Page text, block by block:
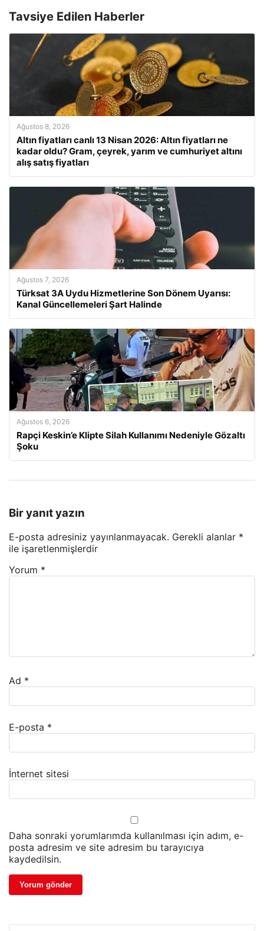
Tavsiye Edilen Haberler
Ağustos 8, 2026
Altın fiyatları canlı 13 Nisan 2026: Altın fiyatları ne
kadar oldu? Gram, çeyrek, yarım ve cumhuriyet altını
alış satış fiyatları
Ağustos 7, 2026
Türksat 3A Uydu Hizmetlerine Son Dönem Uyarısı:
Kanal Güncellemeleri Şart Halinde
Ağustos 6, 2026
Rapçi Keskin’e Klipte Silah Kullanımı Nedeniyle Gözaltı
Şoku
Bir yanıt yazın
E-posta adresiniz yayınlanmayacak. Gerekli alanlar *
ile işaretlenmişlerdir
Yorum *
Ad *
E-posta *
İnternet sitesi
Daha sonraki yorumlarımda kullanılması için adım, e-
posta adresim ve site adresim bu tarayıcıya
kaydedilsin.